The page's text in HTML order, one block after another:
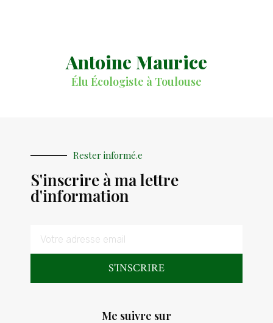
Antoine Maurice
Élu Écologiste à Toulouse
Rester informé.e
S'inscrire à ma lettre
d'information
S'INSCRIRE
Me suivre sur